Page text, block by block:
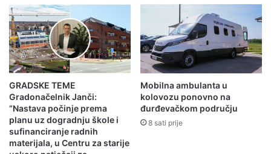
GRADSKE TEME
Gradonačelnik Janči:
“Nastava počinje prema
planu uz dogradnju škole i
sufinanciranje radnih
materijala, u Centru za starije
Mobilna ambulanta u
kolovozu ponovno na
đurđevačkom području
8 sati prije